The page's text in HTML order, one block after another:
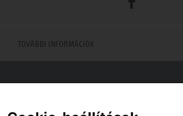
TOVÁBBI INFORMÁCIÓK
Viszonteladót keres az Ön közelében? Nem probléma.